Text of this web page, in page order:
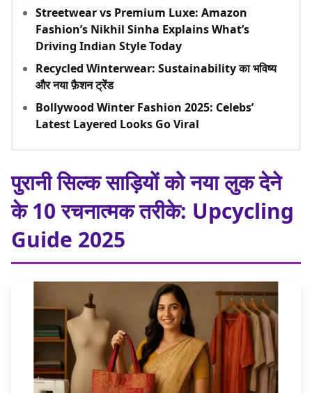
Streetwear vs Premium Luxe: Amazon
Fashion’s Nikhil Sinha Explains What’s
Driving Indian Style Today
Recycled Winterwear: Sustainability का भविष्य
और नया फ़ैशन ट्रेंड
Bollywood Winter Fashion 2025: Celebs’
Latest Layered Looks Go Viral
पुरानी सिल्क साड़ियों को नया लुक देने
के 10 रचनात्मक तरीके: Upcycling
Guide 2025